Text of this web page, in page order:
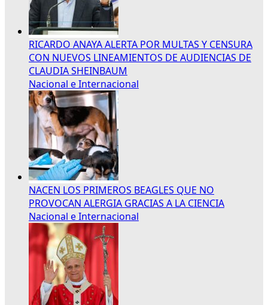
RICARDO ANAYA ALERTA POR MULTAS Y CENSURA
CON NUEVOS LINEAMIENTOS DE AUDIENCIAS DE
CLAUDIA SHEINBAUM
Nacional e Internacional
NACEN LOS PRIMEROS BEAGLES QUE NO
PROVOCAN ALERGIA GRACIAS A LA CIENCIA
Nacional e Internacional